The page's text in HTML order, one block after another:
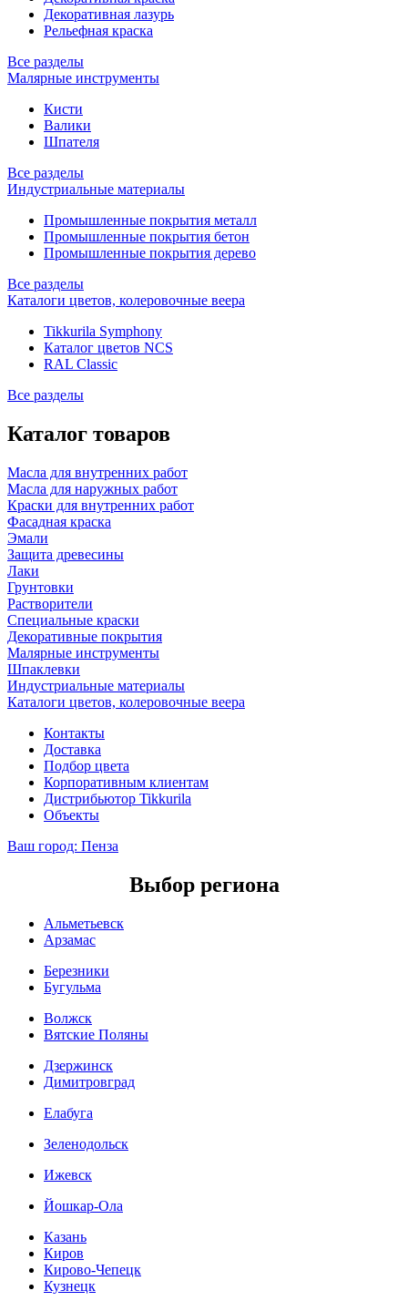
Декоративная лазурь
Рельефная краска
Все разделы
Малярные инструменты
Кисти
Валики
Шпателя
Все разделы
Индустриальные материалы
Промышленные покрытия металл
Промышленные покрытия бетон
Промышленные покрытия дерево
Все разделы
Каталоги цветов, колеровочные веера
Tikkurila Symphony
Каталог цветов NCS
RAL Classic
Все разделы
Каталог товаров
Масла для внутренних работ
Масла для наружных работ
Краски для внутренних работ
Фасадная краска
Эмали
Защита древесины
Лаки
Грунтовки
Растворители
Специальные краски
Декоративные покрытия
Малярные инструменты
Шпаклевки
Индустриальные материалы
Каталоги цветов, колеровочные веера
Контакты
Доставка
Подбор цвета
Корпоративным клиентам
Дистрибьютор Tikkurila
Объекты
Ваш город: Пенза
Выбор региона
Альметьевск
Арзамас
Березники
Бугульма
Волжск
Вятские Поляны
Дзержинск
Димитровград
Елабуга
Зеленодольск
Ижевск
Йошкар-Ола
Казань
Киров
Кирово-Чепецк
Кузнецк